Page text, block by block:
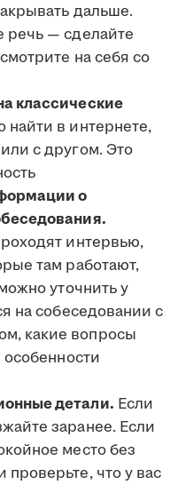
дальше.
речь — сделайте
на себя со
классические
найти в интернете,
с другом. Это
о
интервью,
там работают,
уточнить у
на собеседовании с
какие вопросы
особенности
детали. Если
заранее. Если
место без
что у вас